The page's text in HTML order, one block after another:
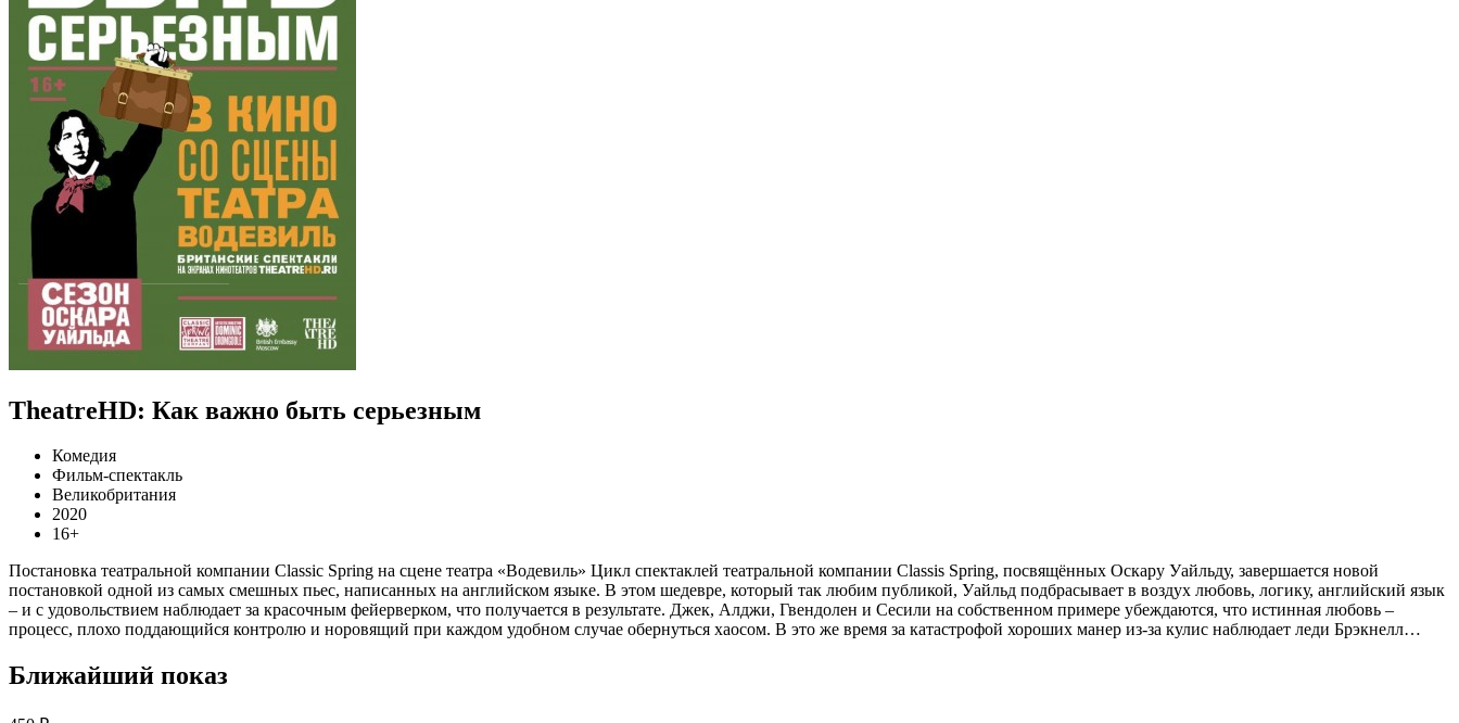
TheatreHD: Как важно быть серьезным
Комедия
Фильм-спектакль
Великобритания
2020
16+
Постановка театральной компании Classic Spring на сцене театра «Водевиль» Цикл спектаклей театральной компании Classis Spring, посвящённых Оскару Уайльду, завершается новой
постановкой одной из самых смешных пьес, написанных на английском языке. В этом шедевре, который так любим публикой, Уайльд подбрасывает в воздух любовь, логику, английский язык
– и с удовольствием наблюдает за красочным фейерверком, что получается в результате. Джек, Алджи, Гвендолен и Сесили на собственном примере убеждаются, что истинная любовь –
процесс, плохо поддающийся контролю и норовящий при каждом удобном случае обернуться хаосом. В это же время за катастрофой хороших манер из-за кулис наблюдает леди Брэкнелл…
Ближайший показ